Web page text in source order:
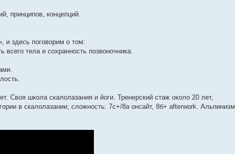
принципов, концепций.
и здесь поговорим о том:
тела и сохранность позвоночника.
школа скалолазания и йоги. Тренерский стаж около 20 лет,
в скалолазании; сложность: 7с+/8а онсайт, 8б+ afterwork. Альпинизм